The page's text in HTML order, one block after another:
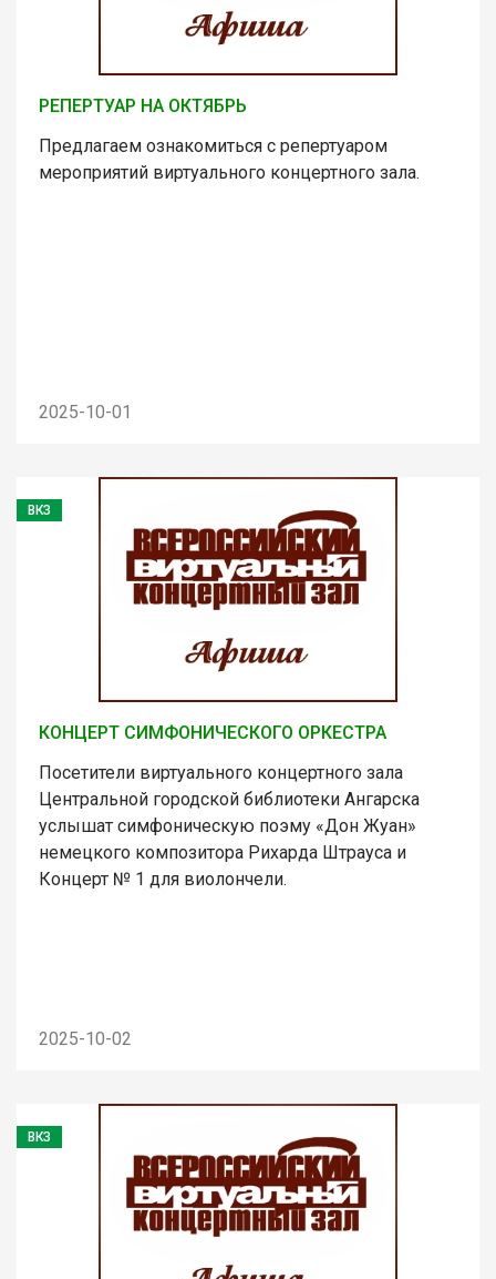
РЕПЕРТУАР НА ОКТЯБРЬ
Предлагаем ознакомиться с репертуаром
мероприятий виртуального концертного зала.
2025-10-01
ВКЗ
КОНЦЕРТ СИМФОНИЧЕСКОГО ОРКЕСТРА
Посетители виртуального концертного зала
Центральной городской библиотеки Ангарска
услышат симфоническую поэму «Дон Жуан»
немецкого композитора Рихарда Штрауса и
Концерт № 1 для виолончели.
2025-10-02
ВКЗ